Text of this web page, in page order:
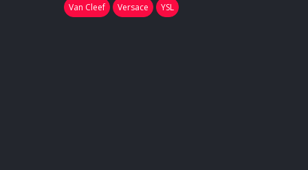
Van Cleef
Versace YSL